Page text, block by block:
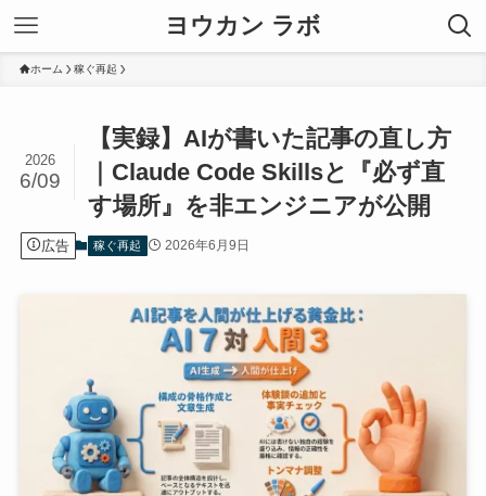
ヨウカン ラボ
ホーム 稼ぐ再起
【実録】AIが書いた記事の直し方
｜Claude Code Skillsと『必ず直
す場所』を非エンジニアが公開
2026
6/09
広告 稼ぐ再起 2026年6月9日